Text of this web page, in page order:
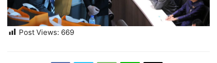
Post Views: 669